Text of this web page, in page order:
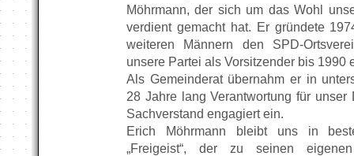
Möhrmann, der sich um das Wohl
verdient gemacht hat. Er gründete
weiteren Männern den SPD-
unsere Partei als Vorsitzender bis 1990
Als Gemeinderat übernahm er in
28 Jahre lang Verantwortung für unser
Sachverstand engagiert ein.
Erich Möhrmann bleibt uns in
„Freigeist“, der zu seinen